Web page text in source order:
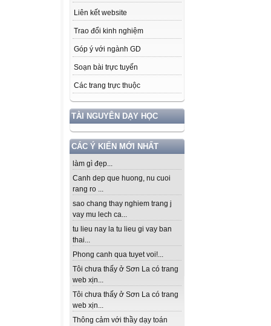
Liên kết website
Trao đổi kinh nghiệm
Góp ý với ngành GD
Soạn bài trực tuyến
Các trang trực thuộc
TÀI NGUYÊN DẠY HỌC
CÁC Ý KIẾN MỚI NHẤT
làm gì đẹp...
Canh dep que huong, nu cuoi
rang ro ...
sao chang thay nghiem trang j
vay mu lech ca...
tu lieu nay la tu lieu gi vay ban
thai...
Phong canh qua tuyet voi!...
Tôi chưa thấy ở Sơn La có trang
web xịn...
Tôi chưa thấy ở Sơn La có trang
web xịn...
Thông cảm với thầy dạy toán